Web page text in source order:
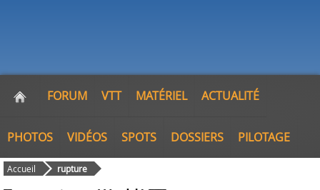
FORUM VTT MATÉRIEL ACTUALITÉ
PHOTOS VIDÉOS SPOTS DOSSIERS PILOTAGE
Accueil rupture